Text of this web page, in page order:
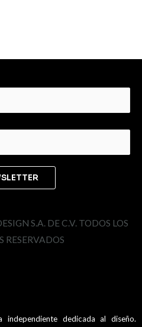
S.A. DE C.V. TODOS LOS
RESERVADOS
independiente dedicada al diseño.